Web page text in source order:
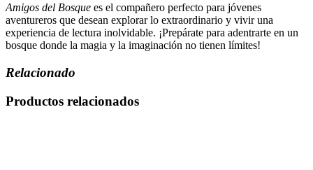
Amigos del Bosque es el compañero perfecto para jóvenes
aventureros que desean explorar lo extraordinario y vivir una
experiencia de lectura inolvidable. ¡Prepárate para adentrarte en un
bosque donde la magia y la imaginación no tienen límites!
Relacionado
Productos relacionados